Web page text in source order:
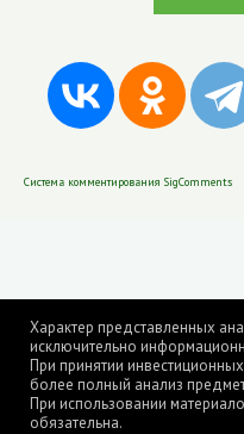
Система комментирования SigComments
Характер представленных
исключительно
При принятии
более полный анализ
При использовании
обязательна.